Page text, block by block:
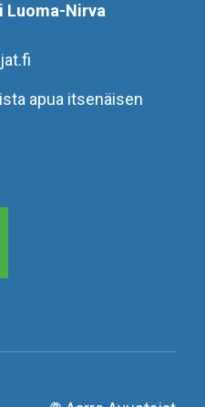
Luoma-Nirva
apua itsenäisen